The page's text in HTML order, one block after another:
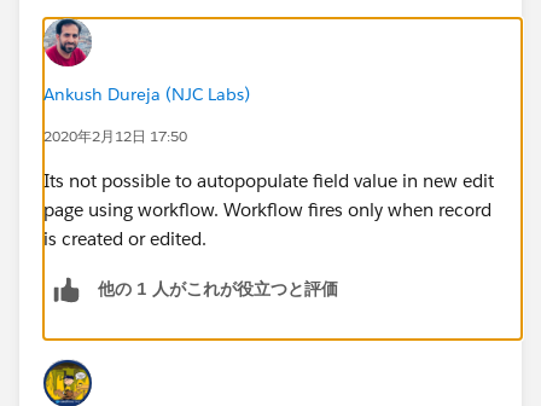
Ankush Dureja (NJC Labs)
2020年2月12日 17:50
Its not possible to autopopulate field value in new edit
page using workflow. Workflow fires only when record
is created or edited.
他の 1 人がこれが役立つと評価